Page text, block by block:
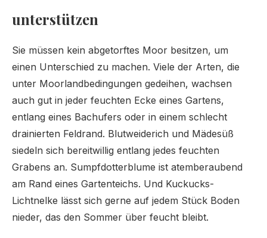
unterstützen
Sie müssen kein abgetorftes Moor besitzen, um
einen Unterschied zu machen. Viele der Arten, die
unter Moorlandbedingungen gedeihen, wachsen
auch gut in jeder feuchten Ecke eines Gartens,
entlang eines Bachufers oder in einem schlecht
drainierten Feldrand. Blutweiderich und Mädesüß
siedeln sich bereitwillig entlang jedes feuchten
Grabens an. Sumpfdotterblume ist atemberaubend
am Rand eines Gartenteichs. Und Kuckucks-
Lichtnelke lässt sich gerne auf jedem Stück Boden
nieder, das den Sommer über feucht bleibt.